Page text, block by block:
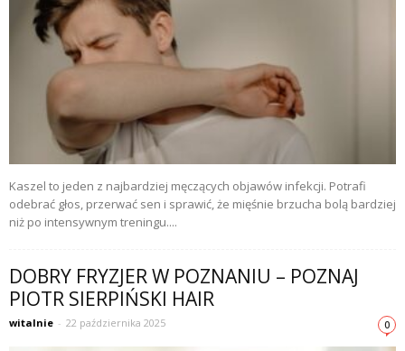
Kaszel to jeden z najbardziej męczących objawów infekcji. Potrafi
odebrać głos, przerwać sen i sprawić, że mięśnie brzucha bolą bardziej
niż po intensywnym treningu....
DOBRY FRYZJER W POZNANIU – POZNAJ
PIOTR SIERPIŃSKI HAIR
witalnie - 22 października 2025 0